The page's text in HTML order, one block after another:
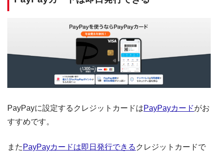
PayPayに設定するクレジットカードはPayPayカードがお
すすめです。
また PayPayカードは即日発行できる クレジットカードで